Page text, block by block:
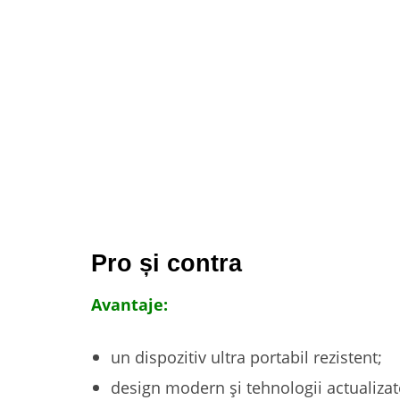
Pro și contra
Avantaje:
un dispozitiv ultra portabil rezistent;
design modern și tehnologii